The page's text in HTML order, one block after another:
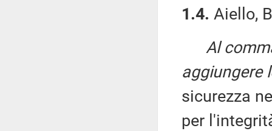
1.4. Aiello,
Al
aggiungere
sicurezza
per